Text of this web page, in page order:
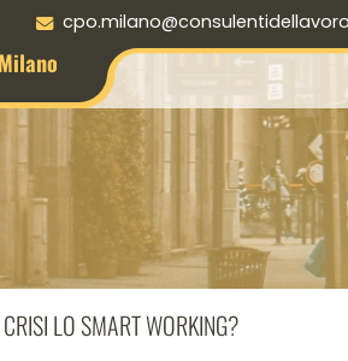
desktop
LO SMART WORKING?